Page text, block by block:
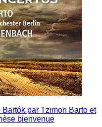
par Tzimon Barto et
bienvenue